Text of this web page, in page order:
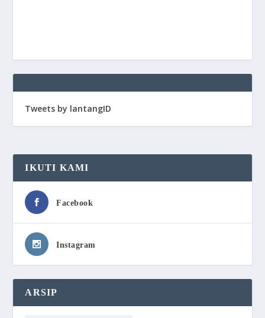
Tweets by lantangID
IKUTI KAMI
Facebook
Instagram
ARSIP